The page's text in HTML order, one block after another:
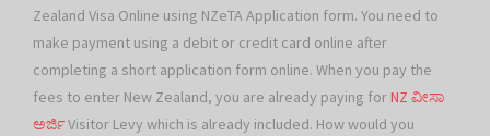
Zealand Visa Online using NZeTA Application form. You need to
make payment using a debit or credit card online after
completing a short application form online. When you pay the
fees to enter New Zealand, you are already paying forNZ ವೀಸಾ
ಅರ್ಜಿVisitor Levy which is already included. How would you